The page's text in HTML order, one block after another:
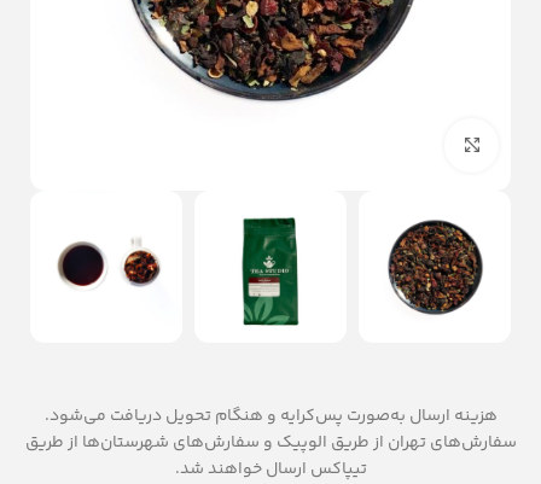
هزینه ارسال به‌صورت پس‌کرایه و هنگام تحویل دریافت می‌شود.
سفارش‌های تهران از طریق الوپیک و سفارش‌های شهرستان‌ها از طریق
تیپاکس ارسال خواهند شد.